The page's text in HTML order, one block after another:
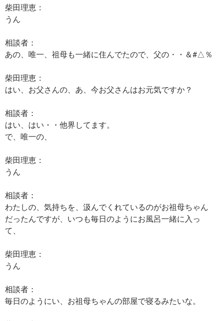
柴田理恵：
うん
相談者：
あの、唯一、祖母も一緒に住んでたので、父の・・＆#△％
柴田理恵：
はい、お父さんの、あ、今お父さんはお元気ですか？
相談者：
はい、はい・・他界してます。
で、唯一の、
柴田理恵：
うん
相談者：
わたしの、気持ちを、汲んでくれているのがお祖母ちゃん
だったんですが、いつも毎日のようにお風呂一緒に入っ
て、
柴田理恵：
うん
相談者：
毎日のようにい、お祖母ちゃんの部屋で寝るみたいな。